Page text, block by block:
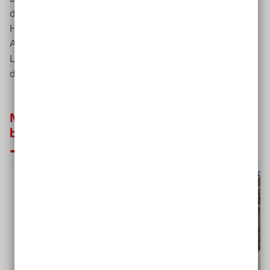
du so von Anfang an, woran du bist. Statt dir ewig
Hoffnungen zu machen, kannst du deine
Aufmerksamkeit wieder anderen Dingen in deinem
Leben zuwenden ­ zum Beispiel deinen Freunden oder
der nächsten
Mut: braucht Geduld, gute Mucke und ein
bisschen Spucke!